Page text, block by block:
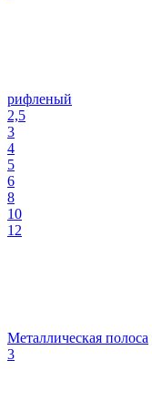
рифленый
2,5
3
4
5
6
8
10
12
Металлическая полоса
3